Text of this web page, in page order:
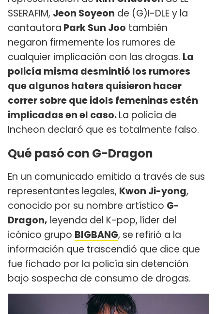
SSERAFIM, Jeon Soyeon de (G)I-DLE y la
cantautora Park Sun Joo también
negaron firmemente los rumores de
cualquier implicación con las drogas. La
policía misma desmintió los rumores
que algunos haters quisieron hacer
correr sobre que idols femeninas estén
implicadas en el caso.La policía de
Incheon declaró que es totalmente falso.
Qué pasó con G-Dragon
En un comunicado emitido a través de sus
representantes legales, Kwon Ji-yong,
conocido por su nombre artístico G-
Dragon, leyenda del K-pop, líder del
icónico grupo BIGBANG, se refirió a la
información que trascendió que dice que
fue fichado por la policía sin detención
bajo sospecha de consumo de drogas.